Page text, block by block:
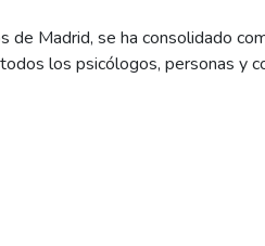
Madrid, se ha consolidado
los psicólogos, personas y